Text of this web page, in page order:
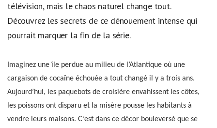
télévision, mais le chaos naturel change tout.
Découvrez les secrets de ce dénouement intense qui
pourrait marquer la fin de la série.
Imaginez une île perdue au milieu de l’Atlantique où une
cargaison de cocaïne échouée a tout changé il y a trois ans.
Aujourd’hui, les paquebots de croisière envahissent les côtes,
les poissons ont disparu et la misère pousse les habitants à
vendre leurs maisons. C’est dans ce décor bouleversé que se